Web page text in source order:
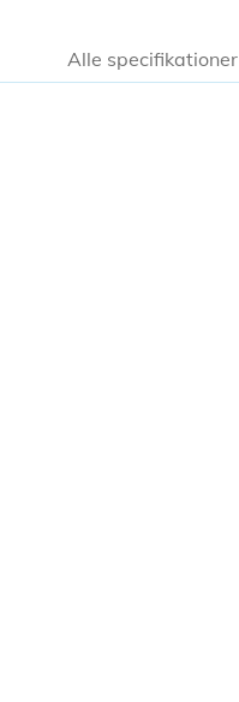
Alle specifikationer